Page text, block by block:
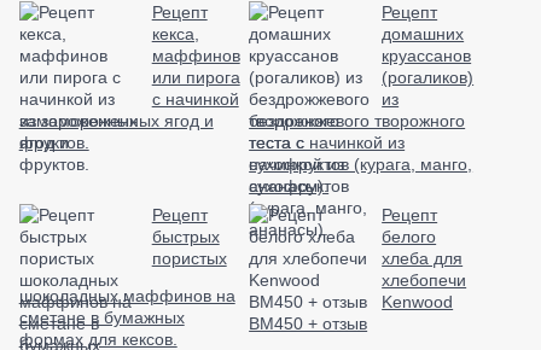
Рецепт
кекса,
маффинов
или пирога
с начинкой
из замороженных ягод и
фруктов.
Рецепт
домашних
круассанов
(рогаликов)
из
бездрожжевого творожного
теста с начинкой из
сухофруктов (курага, манго,
ананасы).
Рецепт
быстрых
пористых
шоколадных маффинов на
сметане в бумажных
формах для кексов.
Рецепт
белого
хлеба для
хлебопечи
Kenwood
BM450 + отзыв